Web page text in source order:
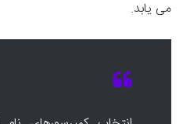
می یابد.